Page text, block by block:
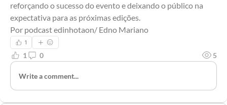
reforçando o sucesso do evento e deixando o público na
expectativa para as próximas edições.
Por podcast edinhotaon/ Edno Mariano
1
1 0 5
Write a comment...